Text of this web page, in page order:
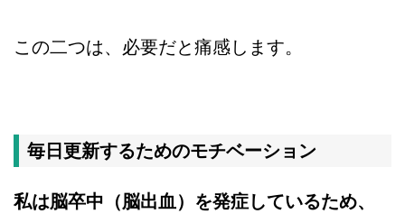
この二つは、必要だと痛感します。
毎日更新するためのモチベーション
私は脳卒中（脳出血）を発症しているため、